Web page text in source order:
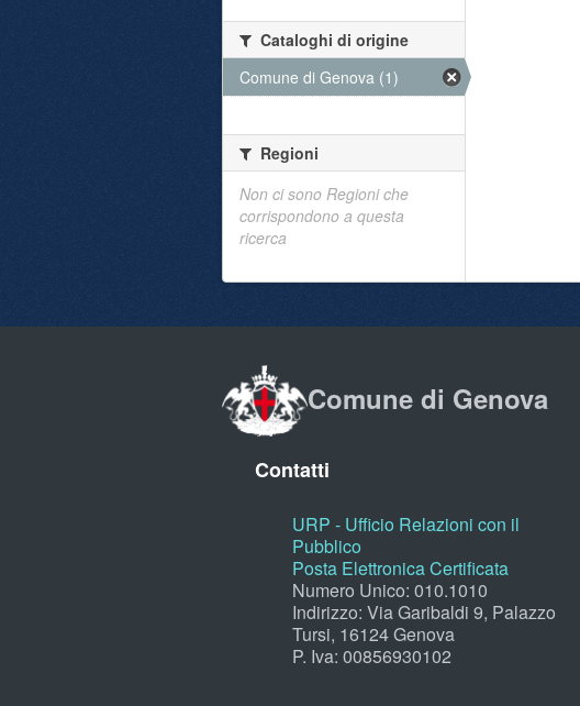
Cataloghi di origine
Comune di Genova (1)
Regioni
Non ci sono Regioni che
corrispondono a questa
ricerca
Comune di Genova
Contatti
URP - Ufficio Relazioni con il
Pubblico
Posta Elettronica Certificata
Numero Unico: 010.1010
Indirizzo: Via Garibaldi 9, Palazzo
Tursi, 16124 Genova
P. Iva: 00856930102